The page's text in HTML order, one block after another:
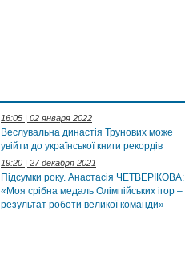
16:05 | 02 января 2022
Веслувальна династія Трунових може
увійти до української книги рекордів
19:20 | 27 декабря 2021
Підсумки року. Анастасія ЧЕТВЕРІКОВА:
«Моя срібна медаль Олімпійських ігор –
результат роботи великої команди»